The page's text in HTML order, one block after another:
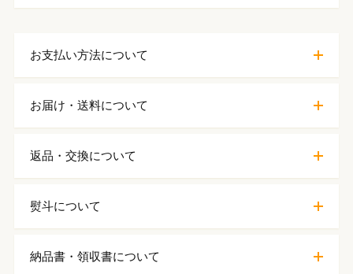
お支払い方法について
お届け・送料について
返品・交換について
熨斗について
納品書・領収書について